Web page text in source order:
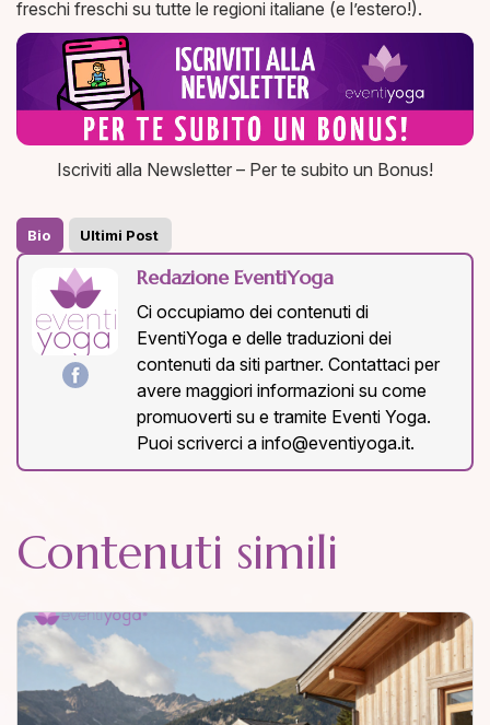
freschi freschi su tutte le regioni italiane (e l’estero!).
Iscriviti alla Newsletter – Per te subito un Bonus!
Bio Ultimi Post
Redazione EventiYoga
Ci occupiamo dei contenuti di
EventiYoga e delle traduzioni dei
contenuti da siti partner. Contattaci per
avere maggiori informazioni su come
promuoverti su e tramite Eventi Yoga.
Puoi scriverci a info@eventiyoga.it.
Contenuti simili